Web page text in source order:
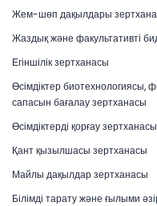
Жем-шөп дақылдары
Жаздық және факультативті
Егіншілік зертханасы
Өсімдіктер биотехнологиясы,
сапасын бағалау зертханасы
Өсімдіктерді қорғау зертханасы
Қант қызылшасы зертханасы
Майлы дақылдар зертханасы
Білімді тарату және ғылыми